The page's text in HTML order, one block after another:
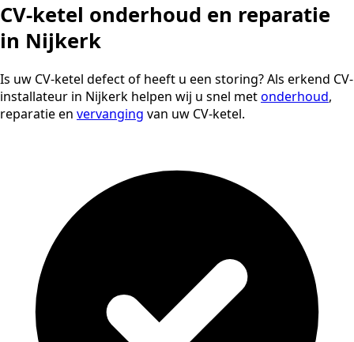
CV-ketel onderhoud en reparatie
in Nijkerk
Is uw CV-ketel defect of heeft u een storing? Als erkend CV-
installateur in Nijkerk helpen wij u snel metonderhoud,
reparatie en vervanging van uw CV-ketel.